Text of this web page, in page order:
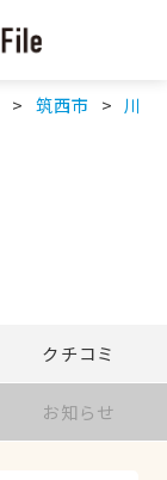
筑西市 川島
クチコミ
お知らせ